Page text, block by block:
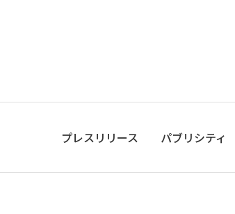
プレスリリース パブリシティ